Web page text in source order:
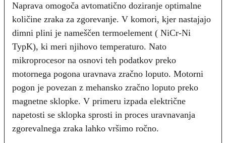
Naprava omogoča avtomatično doziranje optimalne
količine zraka za zgorevanje. V komori, kjer nastajajo
dimni plini je nameščen termoelement ( NiCr-Ni
TypK), ki meri njihovo temperaturo. Nato
mikroprocesor na osnovi teh podatkov preko
motornega pogona uravnava zračno loputo. Motorni
pogon je povezan z mehansko zračno loputo preko
magnetne sklopke. V primeru izpada električne
napetosti se sklopka sprosti in proces uravnavanja
zgorevalnega zraka lahko vršimo ročno.